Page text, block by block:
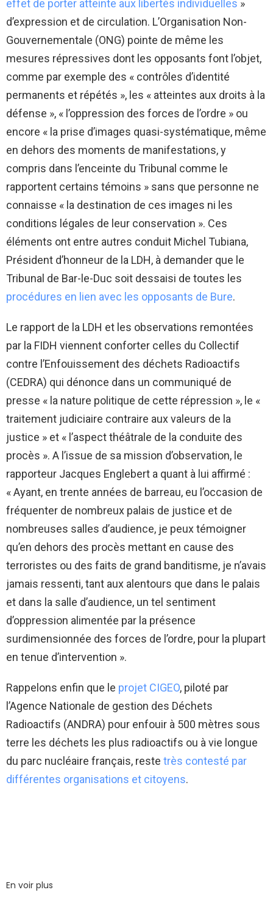
effet de porter atteinte aux libertés individuelles »
d’expression et de circulation. L’Organisation Non-
Gouvernementale (ONG) pointe de même les
mesures répressives dont les opposants font l’objet,
comme par exemple des « contrôles d’identité
permanents et répétés », les « atteintes aux droits à la
défense », « l’oppression des forces de l’ordre » ou
encore « la prise d’images quasi-systématique, même
en dehors des moments de manifestations, y
compris dans l’enceinte du Tribunal comme le
rapportent certains témoins » sans que personne ne
connaisse « la destination de ces images ni les
conditions légales de leur conservation ». Ces
éléments ont entre autres conduit Michel Tubiana,
Président d’honneur de la LDH, à demander que le
Tribunal de Bar-le-Duc soit dessaisi de toutes les
procédures en lien avec les opposants de Bure.
Le rapport de la LDH et les observations remontées
par la FIDH viennent conforter celles du Collectif
contre l’Enfouissement des déchets Radioactifs
(CEDRA) qui dénonce dans un communiqué de
presse « la nature politique de cette répression », le «
traitement judiciaire contraire aux valeurs de la
justice » et « l’aspect théâtrale de la conduite des
procès ». A l’issue de sa mission d’observation, le
rapporteur Jacques Englebert a quant à lui affirmé :
« Ayant, en trente années de barreau, eu l’occasion de
fréquenter de nombreux palais de justice et de
nombreuses salles d’audience, je peux témoigner
qu’en dehors des procès mettant en cause des
terroristes ou des faits de grand banditisme, je n’avais
jamais ressenti, tant aux alentours que dans le palais
et dans la salle d’audience, un tel sentiment
d’oppression alimentée par la présence
surdimensionnée des forces de l’ordre, pour la plupart
en tenue d’intervention ».
Rappelons enfin que le projet CIGEO, piloté par
l’Agence Nationale de gestion des Déchets
Radioactifs (ANDRA) pour enfouir à 500 mètres sous
terre les déchets les plus radioactifs ou à vie longue
du parc nucléaire français, reste très contesté par
différentes organisations et citoyens.
En voir plus